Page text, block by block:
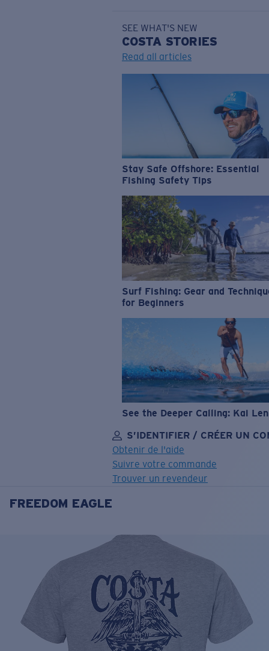
SEE WHAT'S NEW
COSTA STORIES
Read all articles
Stay Safe Offshore: Essential
Fishing Safety Tips
Surf Fishing: Gear and
for Beginners
See the Deeper Calling: Kai
S’IDENTIFIER / CRÉER UN
Obtenir de l'aide
Suivre votre commande
Trouver un revendeur
OBJECTIF MIS À JOUR
Prix :
Quantité:
Prix : Gratuit
Quantité:
FREEDOM EAGLE